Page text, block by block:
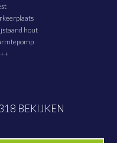
hout
BEKIJKEN